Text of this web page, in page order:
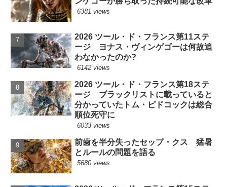
6381 views
2026 ツール・ド・フランス第11ステ
ージ ヨナス・ヴィンゲゴーは何故追
わなかったのか?
6142 views
2026 ツール・ド・フランス第18ステ
ージ ブラックリストに載っていると
分かっていたトム・ピドコックは総合
順位死守に
6033 views
前歯を半分失ったセップ・クス 猛暑
とルールの問題を語る
5680 views